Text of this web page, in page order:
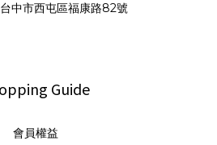
中市西屯區福康路82號
Guide
會員權益